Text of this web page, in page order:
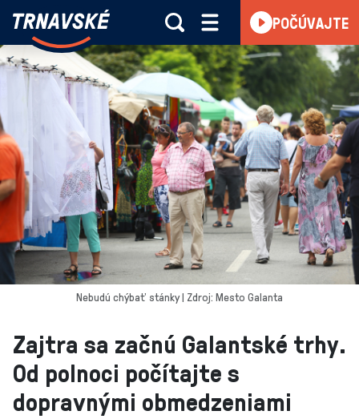
Skočiť na obsah
Trnavské
-
Vieme,
čo
sa
deje
v
kraji
POČÚVAJTE
Zajtra sa začnú Galantské trhy.
Od polnoci počítajte s
dopravnými obmedzeniami
Nebudú chýbať stánky | Zdroj: Mesto Galanta